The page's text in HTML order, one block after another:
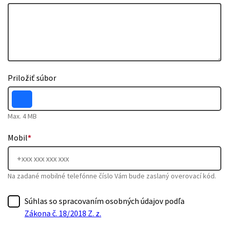
Priložiť súbor
Max. 4 MB
Mobil*
Na zadané mobilné telefónne číslo Vám bude zaslaný overovací kód.
Súhlas so spracovaním osobných údajov podľa
Zákona č. 18/2018 Z. z.